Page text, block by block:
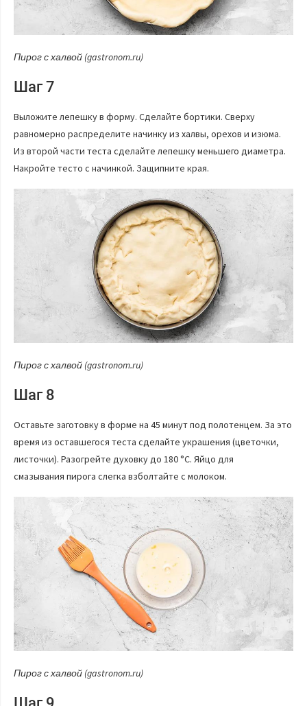
Пирог с халвой (gastronom.ru)
Шаг 7
Выложите лепешку в форму. Сделайте бортики. Сверху
равномерно распределите начинку из халвы, орехов и изюма.
Из второй части теста сделайте лепешку меньшего диаметра.
Накройте тесто с начинкой. Защипните края.
Пирог с халвой (gastronom.ru)
Шаг 8
Оставьте заготовку в форме на 45 минут под полотенцем. За это
время из оставшегося теста сделайте украшения (цветочки,
листочки). Разогрейте духовку до 180 °C. Яйцо для
смазывания пирога слегка взболтайте с молоком.
Пирог с халвой (gastronom.ru)